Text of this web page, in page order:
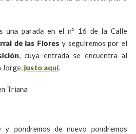
una parada en el nº 16 de la Calle
de las Flores y seguiremos por el
, cuya entrada se encuentra al
Jorge, justo aquí.
y pondremos de nuevo pondremos